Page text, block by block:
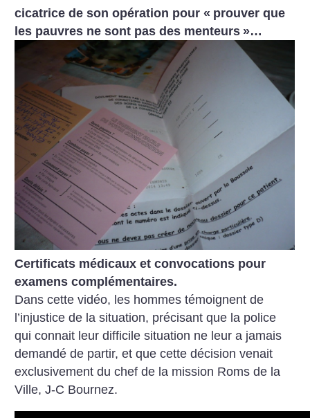
cicatrice de son opération pour « prouver que
les pauvres ne sont pas des menteurs »…
Certificats médicaux et convocations pour
examens complémentaires.
Dans cette vidéo, les hommes témoignent de
l’injustice de la situation, précisant que la police
qui connait leur difficile situation ne leur a jamais
demandé de partir, et que cette décision venait
exclusivement du chef de la mission Roms de la
Ville, J-C Bournez.